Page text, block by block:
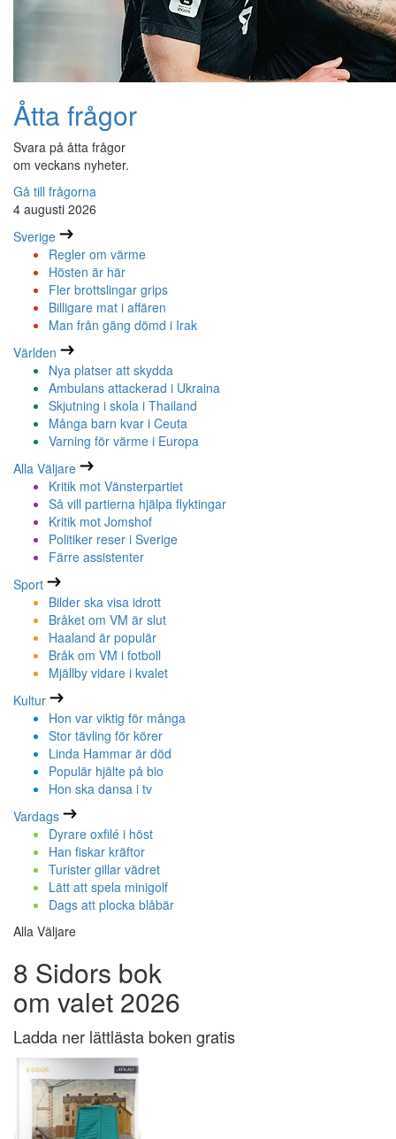
Åtta frågor
Svara på åtta frågor
om veckans nyheter.
Gå till frågorna
4 augusti 2026
Sverige
Regler om värme
Hösten är här
Fler brottslingar grips
Billigare mat i affären
Man från gäng dömd i Irak
Världen
Nya platser att skydda
Ambulans attackerad i Ukraina
Skjutning i skola i Thailand
Många barn kvar i Ceuta
Varning för värme i Europa
Alla Väljare
Kritik mot Vänsterpartiet
Så vill partierna hjälpa flyktingar
Kritik mot Jomshof
Politiker reser i Sverige
Färre assistenter
Sport
Bilder ska visa idrott
Bråket om VM är slut
Haaland är populär
Bråk om VM i fotboll
Mjällby vidare i kvalet
Kultur
Hon var viktig för många
Stor tävling för körer
Linda Hammar är död
Populär hjälte på bio
Hon ska dansa i tv
Vardags
Dyrare oxfilé i höst
Han fiskar kräftor
Turister gillar vädret
Lätt att spela minigolf
Dags att plocka blåbär
Alla Väljare
8 Sidors bok
om valet 2026
Ladda ner lättlästa boken gratis